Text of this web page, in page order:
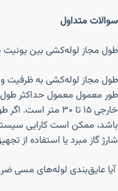
سوالات متداول
طول مجاز لوله‌کشی بین
طول مجاز لوله‌کشی به ظرفیت و
طور معمول معمول حداکثر
خارجی ۱۵ تا ۳۰ متر
باشد، ممکن است کارایی
شارژ گاز مبرد یا استفاده از
آیا عایق‌بندی لوله‌های مسی